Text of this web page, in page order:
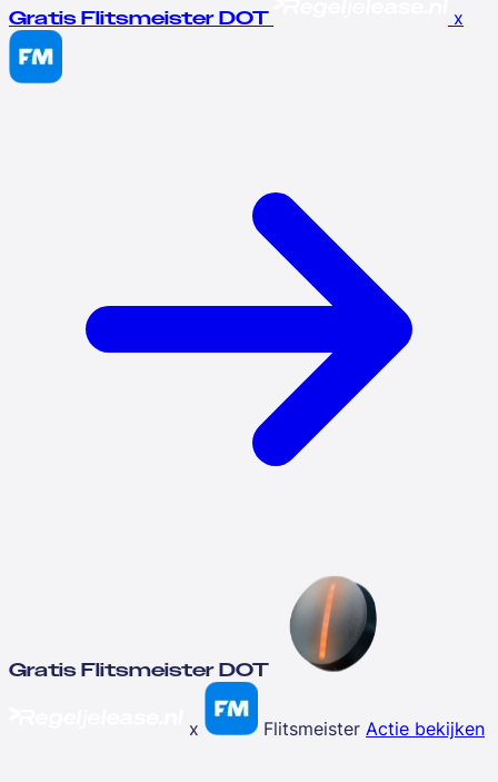
Gratis Flitsmeister DOT x
Gratis Flitsmeister DOT
x Flitsmeister Actie bekijken